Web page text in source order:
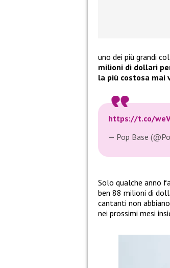
uno dei più grandi
milioni di dollari
la più costosa
https://t.co/
— Pop Base
Solo qualche anno
ben 88 milioni di
cantanti non
nei prossimi mesi